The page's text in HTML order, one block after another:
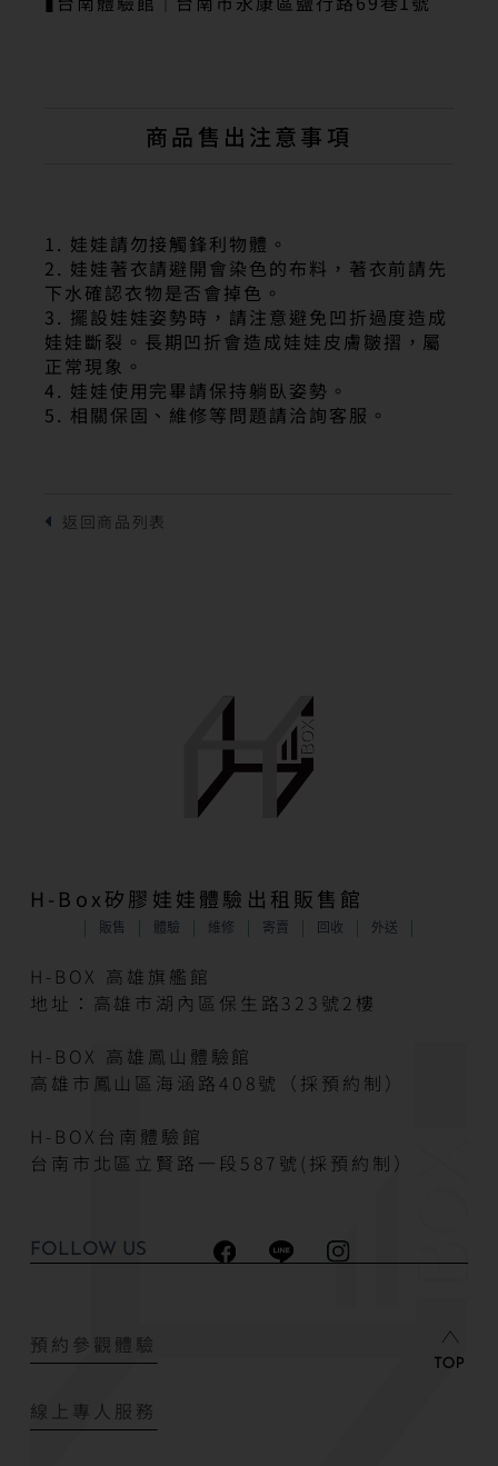
商品售出注意事項
1. 娃娃請勿接觸鋒利物體。
2. 娃娃著衣請避開會染色的布料，著衣前請先
下水確認衣物是否會掉色。
3. 擺設娃娃姿勢時，請注意避免凹折過度造成
娃娃斷裂。長期凹折會造成娃娃皮膚皺摺，屬
正常現象。
4. 娃娃使用完畢請保持躺臥姿勢。
5. 相關保固、維修等問題請洽詢客服。
H-Box矽膠娃娃體驗出租販售館
販售 體驗 維修 寄賣 回收 外送
H-BOX 高雄旗艦館
地址：高雄市湖內區保生路323號2樓
H-BOX 高雄鳳山體驗館
高雄市鳳山區海涵路408號（採預約制）
H-BOX台南體驗館
台南市北區立賢路一段587號(採預約制）
FOLLOW US
預約參觀體驗
線上專人服務